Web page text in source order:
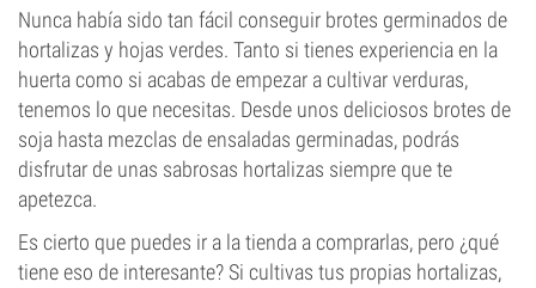
Nunca había sido tan fácil conseguir brotes germinados de
hortalizas y hojas verdes. Tanto si tienes experiencia en la
huerta como si acabas de empezar a cultivar verduras,
tenemos lo que necesitas. Desde unos deliciosos brotes de
soja hasta mezclas de ensaladas germinadas, podrás
disfrutar de unas sabrosas hortalizas siempre que te
apetezca.
Es cierto que puedes ir a la tienda a comprarlas, pero ¿qué
tiene eso de interesante? Si cultivas tus propias hortalizas,